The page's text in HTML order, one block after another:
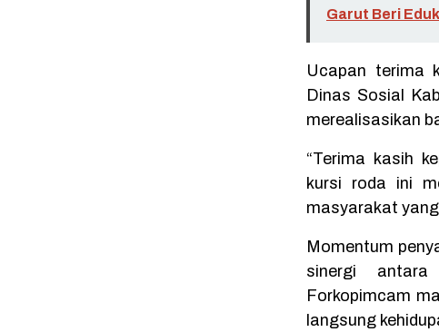
Garut Beri
Ucapan terima
Dinas Sosial
merealisasikan
“Terima kasih
kursi roda ini
masyarakat
Momentum
sinergi
Forkopimcam
langsung